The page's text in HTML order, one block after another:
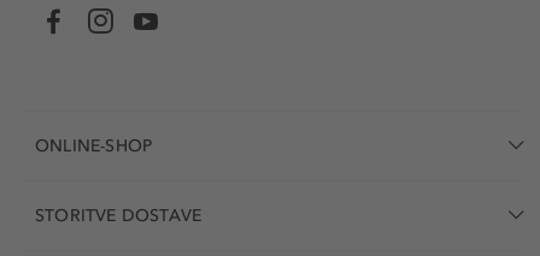
ONLINE-SHOP
STORITVE DOSTAVE